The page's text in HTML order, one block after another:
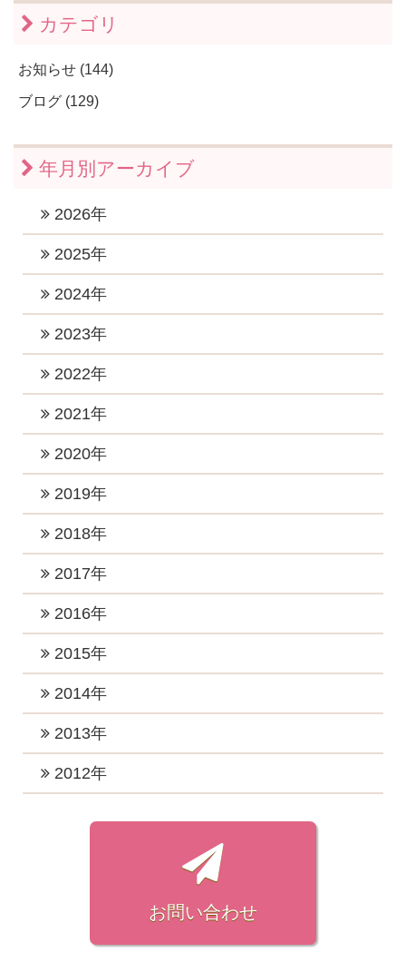
カテゴリ
お知らせ (144)
ブログ (129)
年月別アーカイブ
2026年
2026年7月 (1)
2026年5月 (1)
2026年4月 (1)
2026年3月 (1)
2026年2月 (1)
2025年
2025年11月 (1)
2025年9月 (1)
2025年8月 (1)
2025年6月 (2)
2025年5月 (1)
2025年2月 (2)
2025年1月 (2)
2024年
2024年12月 (2)
2024年10月 (1)
2024年9月 (2)
2024年8月 (1)
2024年6月 (3)
2024年4月 (2)
2024年3月 (2)
2024年2月 (1)
2023年
2023年12月 (1)
2023年8月 (2)
2023年7月 (2)
2023年5月 (1)
2023年4月 (2)
2023年2月 (2)
2023年1月 (5)
2022年
2022年12月 (1)
2022年10月 (1)
2022年8月 (1)
2022年7月 (4)
2022年6月 (1)
2022年4月 (1)
2022年3月 (1)
2022年2月 (2)
2022年1月 (2)
2021年
2021年11月 (4)
2021年8月 (2)
2021年7月 (1)
2021年6月 (4)
2021年5月 (1)
2021年2月 (2)
2021年1月 (3)
2020年
2020年12月 (2)
2020年10月 (2)
2020年8月 (3)
2020年7月 (2)
2020年5月 (2)
2020年3月 (4)
2020年2月 (1)
2020年1月 (4)
2019年
2019年12月 (2)
2019年10月 (3)
2019年7月 (3)
2019年5月 (1)
2019年4月 (2)
2019年2月 (4)
2019年1月 (3)
2018年
2018年12月 (2)
2018年10月 (1)
2018年8月 (3)
2018年7月 (1)
2018年6月 (2)
2018年4月 (2)
2018年3月 (3)
2017年
2017年12月 (3)
2017年10月 (4)
2017年9月 (4)
2017年8月 (3)
2017年7月 (6)
2017年5月 (6)
2016年
2016年12月 (4)
2016年10月 (4)
2016年9月 (3)
2016年8月 (3)
2015年
2015年12月 (2)
2015年10月 (1)
2015年9月 (1)
2015年1月 (1)
2014年
2014年12月 (2)
2014年4月 (1)
2014年3月 (2)
2013年
2013年11月 (1)
2012年
2012年3月 (3)
お問い合わせ